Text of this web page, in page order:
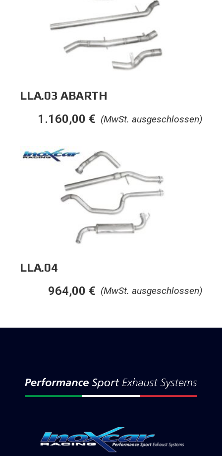
LLA.03 ABARTH
(MwSt. ausgeschlossen)
1.160,00 €
LLA.04
(MwSt. ausgeschlossen)
964,00 €